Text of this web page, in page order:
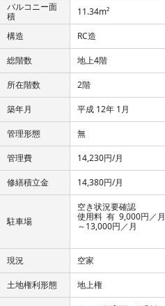
バルコニー面
積
11.34m²
構造 RC造
総階数 地上4階
所在階数 2階
築年月 平成 12年 1月
管理形態 無
管理費 14,230円/月
修繕積立金 14,380円/月
駐車場
空き状況要確認
使用料 有 9,000円／月
～13,000円／月
現況 空家
土地権利形態 地上権